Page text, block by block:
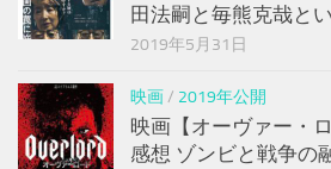
田法嗣と毎熊克哉と
2019年5月31日
映画/ 2019年公開
映画【オーヴァー・
感想 ゾンビと戦争の